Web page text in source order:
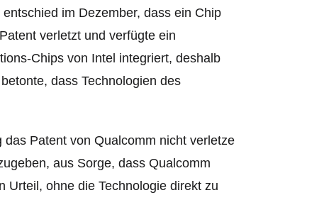
im Dezember, dass ein Chip
verletzt und verfügte ein
Chips von Intel integriert, deshalb
dass Technologien des
Patent von Qualcomm nicht verletze
aus Sorge, dass Qualcomm
Urteil, ohne die Technologie direkt zu